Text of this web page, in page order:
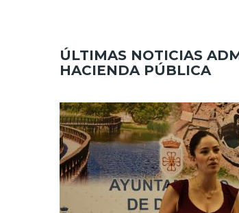
ÚLTIMAS NOTICIAS
HACIENDA PÚBLICA